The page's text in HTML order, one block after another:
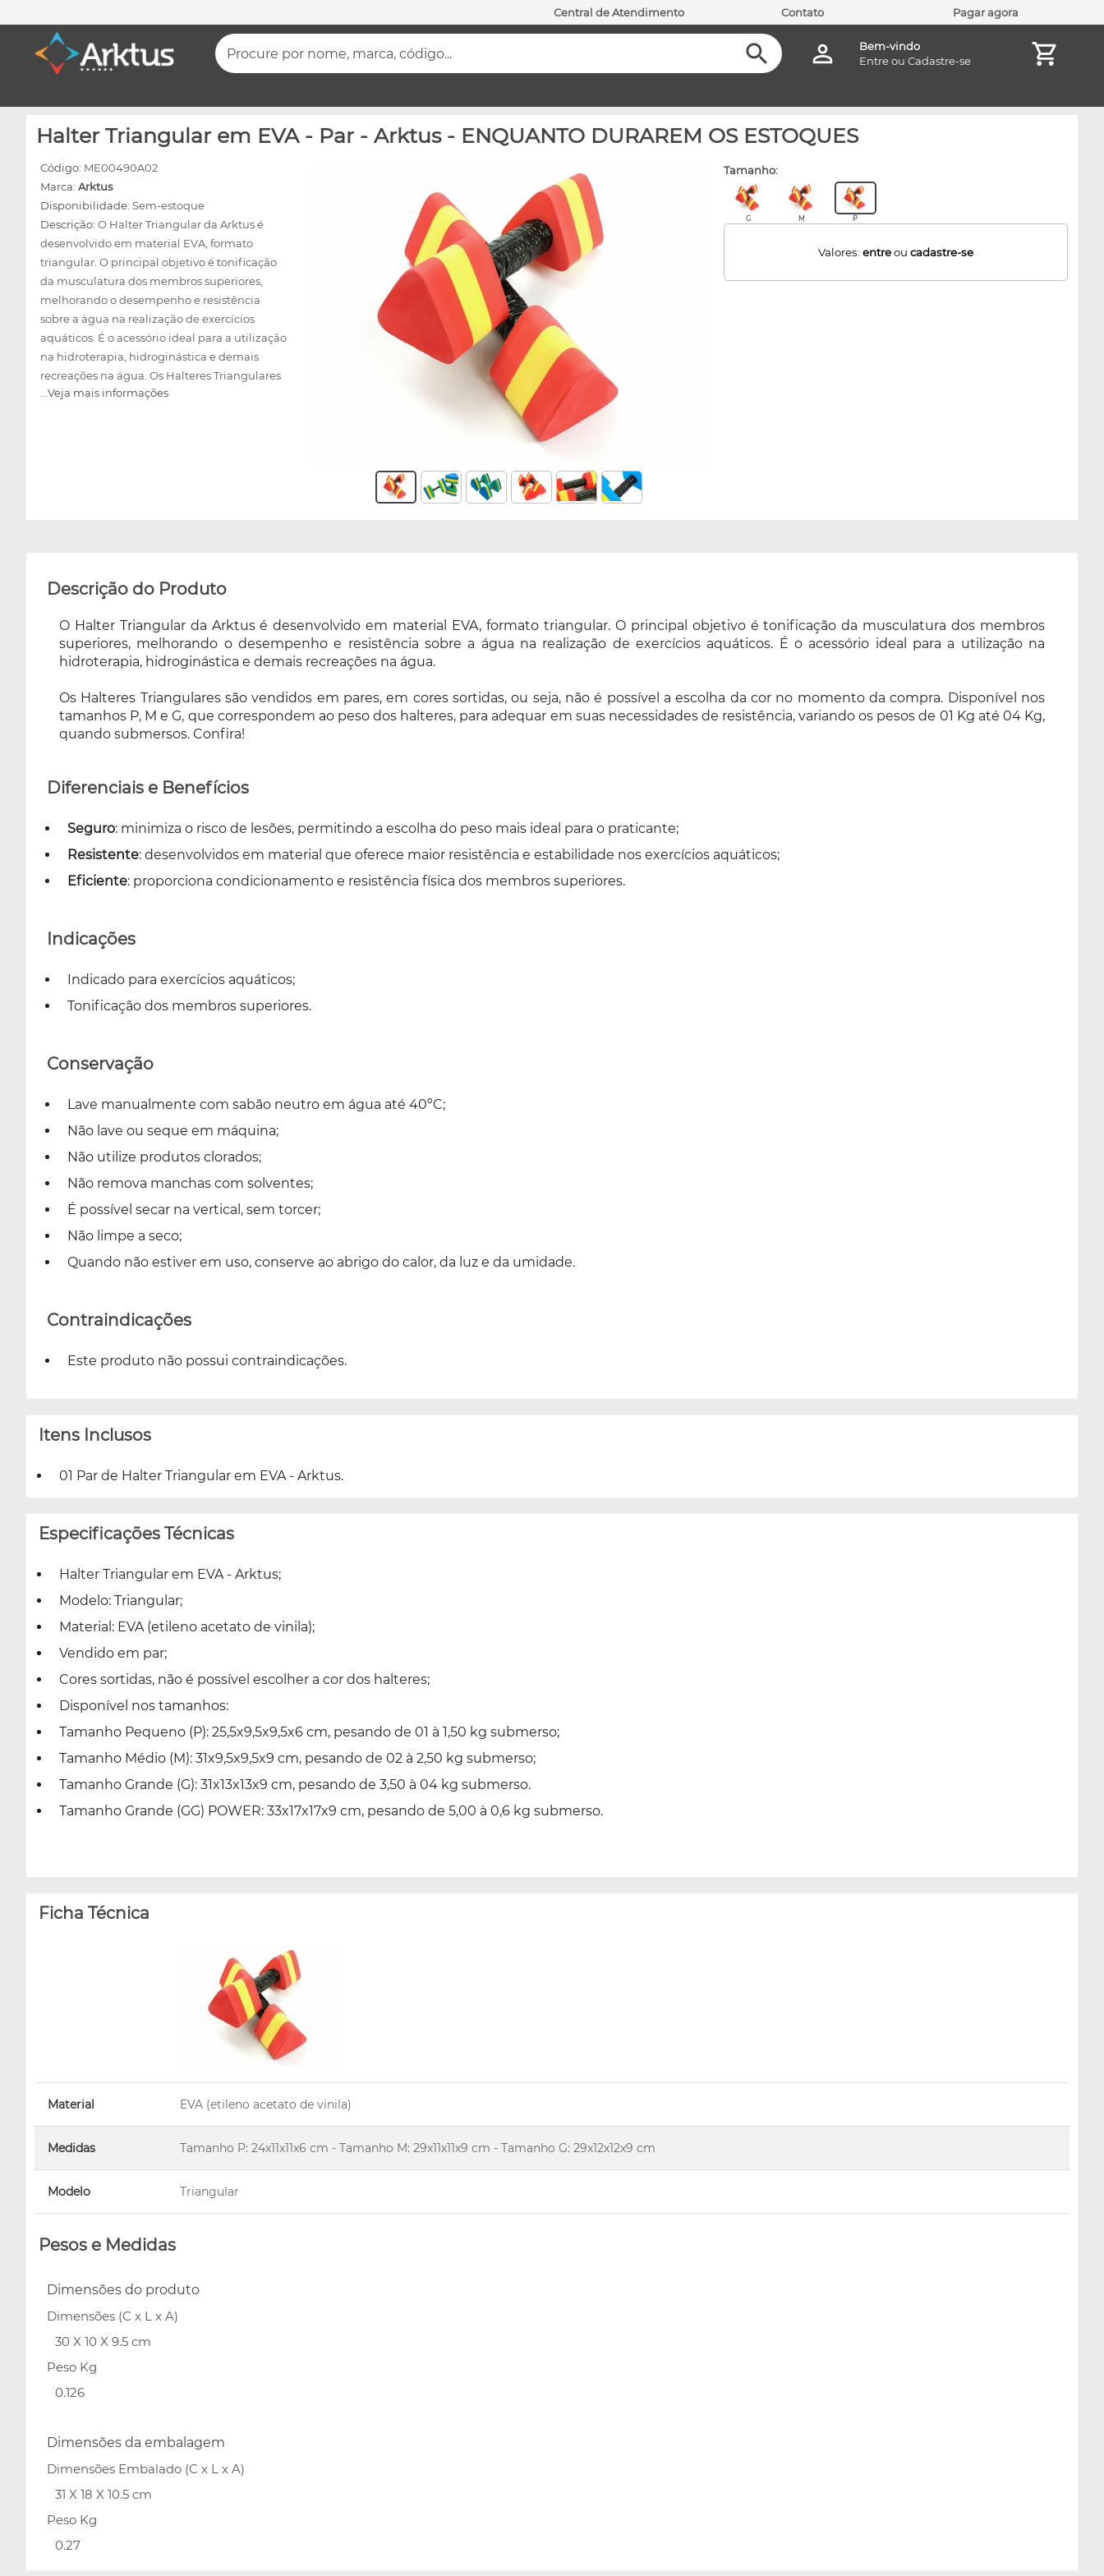
Central de Atendimento Contato Pagar agora
Procure por nome, marca, código...
Bem-vindo
Entreou Cadastre-se
Halter Triangular em EVA - Par - Arktus - ENQUANTO DURAREM OS ESTOQUES
Código: ME00490A02
Marca: Arktus
Disponibilidade: Sem-estoque
Descrição: O Halter Triangular da Arktus é
desenvolvido em material EVA, formato
triangular. O principal objetivo é tonificação
da musculatura dos membros superiores,
melhorando o desempenho e resistência
sobre a água na realização de exercícios
aquáticos. É o acessório ideal para a utilização
na hidroterapia, hidroginástica e demais
recreações na água. Os Halteres Triangulares
são vendidos em pares, em cores sortidas, ou
...Veja mais informações
tamanho:
G M P
Valores:entreoucadastre-se
Descrição do Produto
O Halter Triangular da Arktus é desenvolvido em material EVA, formato triangular. O principal objetivo é tonificação da musculatura dos membros
superiores, melhorando o desempenho e resistência sobre a água na realização de exercícios aquáticos. É o acessório ideal para a utilização na
hidroterapia, hidroginástica e demais recreações na água.
Os Halteres Triangulares são vendidos em pares, em cores sortidas, ou seja, não é possível a escolha da cor no momento da compra. Disponível nos
tamanhos P, M e G, que correspondem ao peso dos halteres, para adequar em suas necessidades de resistência, variando os pesos de 01 Kg até 04 Kg,
quando submersos. Confira!
Diferenciais e Benefícios
Seguro: minimiza o risco de lesões, permitindo a escolha do peso mais ideal para o praticante;
Resistente: desenvolvidos em material que oferece maior resistência e estabilidade nos exercícios aquáticos;
Eficiente: proporciona condicionamento e resistência física dos membros superiores.
Indicações
Indicado para exercícios aquáticos;
Tonificação dos membros superiores.
Conservação
Lave manualmente com sabão neutro em água até 40ºC;
Não lave ou seque em máquina;
Não utilize produtos clorados;
Não remova manchas com solventes;
É possível secar na vertical, sem torcer;
Não limpe a seco;
Quando não estiver em uso, conserve ao abrigo do calor, da luz e da umidade.
Contraindicações
Este produto não possui contraindicações.
Itens Inclusos
01 Par de Halter Triangular em EVA - Arktus.
Especificações Técnicas
Halter Triangular em EVA - Arktus;
Modelo: Triangular;
Material: EVA (etileno acetato de vinila);
Vendido em par;
Cores sortidas, não é possível escolher a cor dos halteres;
Disponível nos tamanhos:
Tamanho Pequeno (P): 25,5x9,5x9,5x6 cm, pesando de 01 à 1,50 kg submerso;
Tamanho Médio (M): 31x9,5x9,5x9 cm, pesando de 02 à 2,50 kg submerso;
Tamanho Grande (G): 31x13x13x9 cm, pesando de 3,50 à 04 kg submerso.
Tamanho Grande (GG) POWER: 33x17x17x9 cm, pesando de 5,00 à 0,6 kg submerso.
Ficha Técnica
Material EVA (etileno acetato de vinila)
Medidas Tamanho P: 24x11x11x6 cm - Tamanho M: 29x11x11x9 cm - Tamanho G: 29x12x12x9 cm
Modelo Triangular
Pesos e Medidas
Dimensões do produto
Dimensões (C x L x A)
30 X 10 X 9.5 cm
Peso Kg
0.126
Dimensões da embalagem
Dimensões Embalado (C x L x A)
31 X 18 X 10.5 cm
Peso Kg
0.27